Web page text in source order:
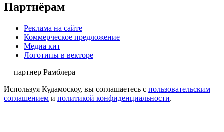
Партнёрам
Реклама на сайте
Коммерческое предложение
Медиа кит
Логотипы в векторе
— партнер Рамблера
Используя Кудамоскоу, вы соглашаетесь с пользовательским
соглашением и политикой конфиденциальности.